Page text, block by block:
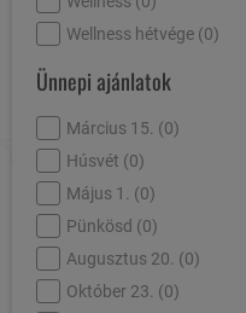
Wellness hétvége (0)
Ünnepi ajánlatok
Március 15. (0)
Húsvét (0)
Május 1. (0)
Pünkösd (0)
Augusztus 20. (0)
Október 23. (0)